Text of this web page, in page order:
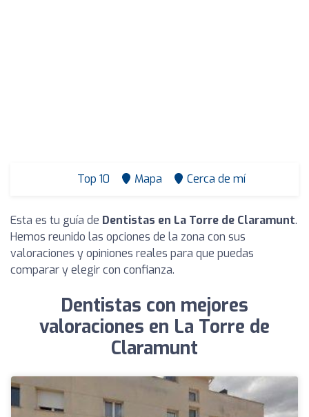
Top 10 Mapa Cerca de mí
Esta es tu guía de Dentistas en La Torre de Claramunt.
Hemos reunido las opciones de la zona con sus
valoraciones y opiniones reales para que puedas
comparar y elegir con confianza.
Dentistas con mejores
valoraciones en La Torre de
Claramunt